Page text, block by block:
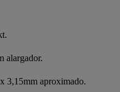
alargador.
3,15mm aproximado.